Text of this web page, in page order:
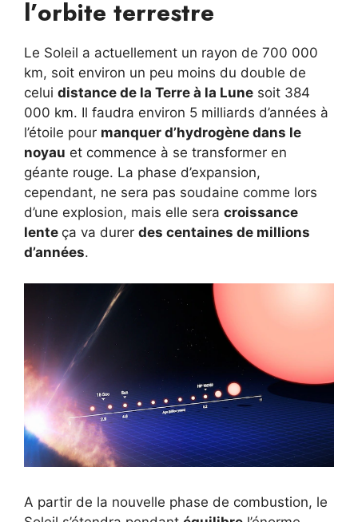
l’orbite terrestre
Le Soleil a actuellement un rayon de 700 000
km, soit environ un peu moins du double de
celui distance de la Terre à la Lune soit 384
000 km. Il faudra environ 5 milliards d’années à
l’étoile pour manquer d’hydrogène dans le
noyau et commence à se transformer en
géante rouge. La phase d’expansion,
cependant, ne sera pas soudaine comme lors
d’une explosion, mais elle sera croissance
lente ça va durer des centaines de millions
d’années.
A partir de la nouvelle phase de combustion, le